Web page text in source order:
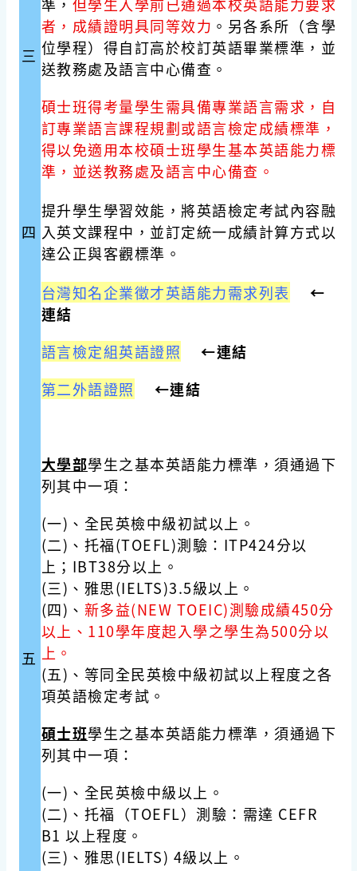
三
準， 但學生入學前已通過本校英語能力要求
者，成績證明具同等效力 。另各系所（含學
位學程）得自訂高於校訂英語畢業標準，並
送教務處及語言中心備查。
碩士班得考量學生需具備專業語言需求，自
訂專業語言課程規劃或語言檢定成績標準，
得以免適用本校碩士班學生基本英語能力標
準，並送教務處及語言中心備查。
四
提升學生學習效能，將英語檢定考試內容融
入英文課程中，並訂定統一成績計算方式以
達公正與客觀標準。
五
台灣知名企業徵才英語能力需求列表
←
連結
語言檢定組英語證照
←連結
第二外語證照
←連結
大學部學生之基本英語能力標準，須通過下
列其中一項：
(一)、全民英檢中級初試以上。
(二)、托福(TOEFL)測驗：ITP424分以
上；IBT38分以上。
(三)、雅思(IELTS)3.5級以上。
(四)、 新多益(NEW TOEIC)測驗成績450分
以上、110學年度起入學之學生為500分以
上。
(五)、等同全民英檢中級初試以上程度之各
項英語檢定考試。
碩士班學生之基本英語能力標準，須通過下
列其中一項：
(一)、全民英檢中級以上。
(二)、托福（TOEFL）測驗：需達 CEFR
B1 以上程度。
(三)、雅思(IELTS) 4級以上。